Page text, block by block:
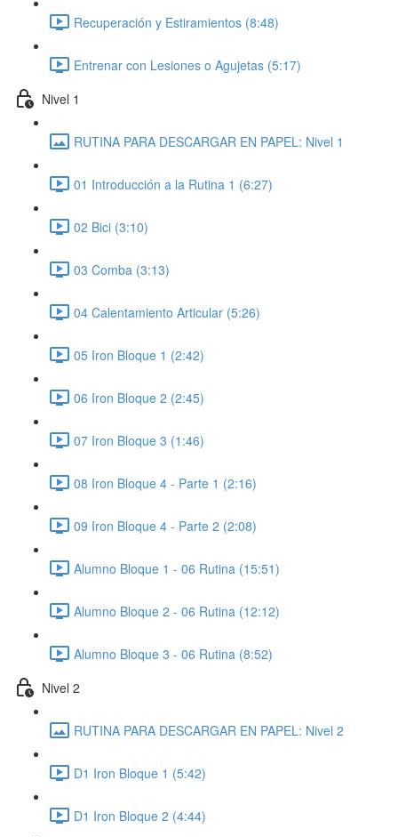
Recuperación y Estiramientos (8:48)
Entrenar con Lesiones o Agujetas (5:17)
Nivel 1
RUTINA PARA DESCARGAR EN PAPEL: Nivel 1
01 Introducción a la Rutina 1 (6:27)
02 Bici (3:10)
03 Comba (3:13)
04 Calentamiento Articular (5:26)
05 Iron Bloque 1 (2:42)
06 Iron Bloque 2 (2:45)
07 Iron Bloque 3 (1:46)
08 Iron Bloque 4 - Parte 1 (2:16)
09 Iron Bloque 4 - Parte 2 (2:08)
Alumno Bloque 1 - 06 Rutina (15:51)
Alumno Bloque 2 - 06 Rutina (12:12)
Alumno Bloque 3 - 06 Rutina (8:52)
Nivel 2
RUTINA PARA DESCARGAR EN PAPEL: Nivel 2
D1 Iron Bloque 1 (5:42)
D1 Iron Bloque 2 (4:44)